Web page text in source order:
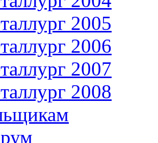
2005
2006
2007
2008